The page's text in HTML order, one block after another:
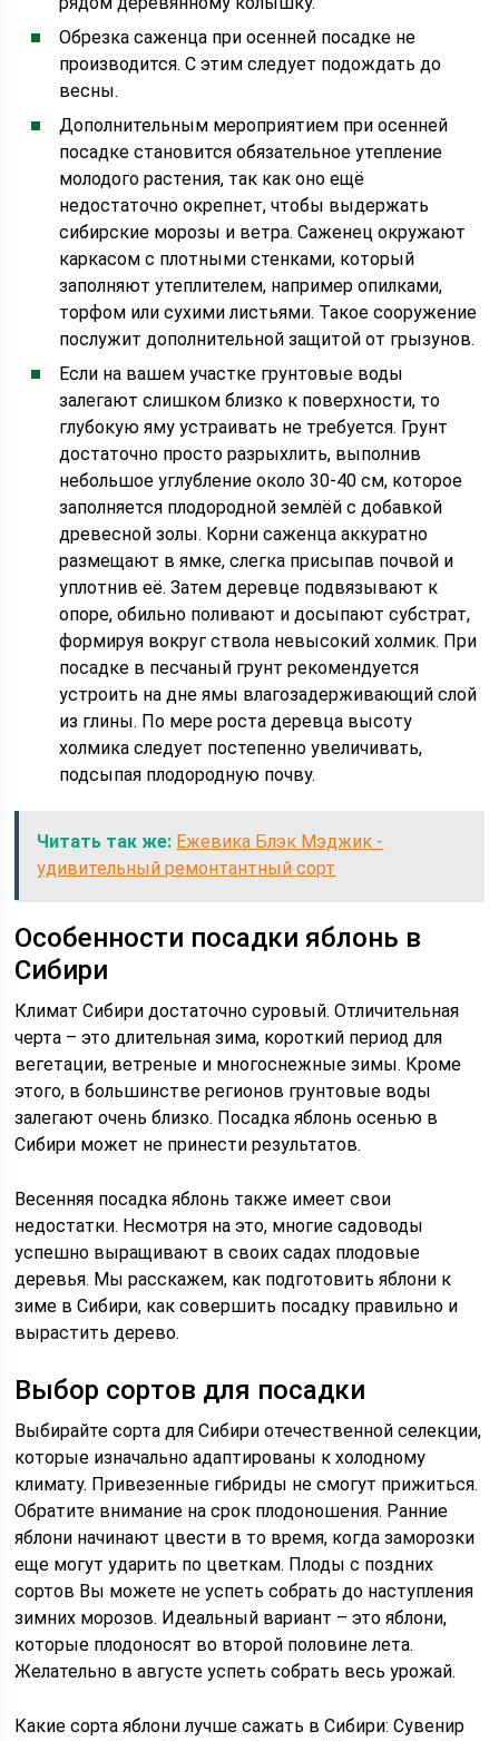
Обрезка саженца при осенней посадке не
производится. С этим следует подождать до
весны.
Дополнительным мероприятием при осенней
посадке становится обязательное утепление
молодого растения, так как оно ещё
недостаточно окрепнет, чтобы выдержать
сибирские морозы и ветра. Саженец окружают
каркасом с плотными стенками, который
заполняют утеплителем, например опилками,
торфом или сухими листьями. Такое сооружение
послужит дополнительной защитой от грызунов.
Если на вашем участке грунтовые воды
залегают слишком близко к поверхности, то
глубокую яму устраивать не требуется. Грунт
достаточно просто разрыхлить, выполнив
небольшое углубление около 30-40 см, которое
заполняется плодородной землёй с добавкой
древесной золы. Корни саженца аккуратно
размещают в ямке, слегка присыпав почвой и
уплотнив её. Затем деревце подвязывают к
опоре, обильно поливают и досыпают субстрат,
формируя вокруг ствола невысокий холмик. При
посадке в песчаный грунт рекомендуется
устроить на дне ямы влагозадерживающий слой
из глины. По мере роста деревца высоту
холмика следует постепенно увеличивать,
подсыпая плодородную почву.
Читать так же: Ежевика Блэк Мэджик -
удивительный ремонтантный сорт
Особенности посадки яблонь в
Сибири
Климат Сибири достаточно суровый. Отличительная
черта – это длительная зима, короткий период для
вегетации, ветреные и многоснежные зимы. Кроме
этого, в большинстве регионов грунтовые воды
залегают очень близко. Посадка яблонь осенью в
Сибири может не принести результатов.
Весенняя посадка яблонь также имеет свои
недостатки. Несмотря на это, многие садоводы
успешно выращивают в своих садах плодовые
деревья. Мы расскажем, как подготовить яблони к
зиме в Сибири, как совершить посадку правильно и
вырастить дерево.
Выбор сортов для посадки
Выбирайте сорта для Сибири отечественной селекции,
которые изначально адаптированы к холодному
климату. Привезенные гибриды не смогут прижиться.
Обратите внимание на срок плодоношения. Ранние
яблони начинают цвести в то время, когда заморозки
еще могут ударить по цветкам. Плоды с поздних
сортов Вы можете не успеть собрать до наступления
зимних морозов. Идеальный вариант – это яблони,
которые плодоносят во второй половине лета.
Желательно в августе успеть собрать весь урожай.
Какие сорта яблони лучше сажать в Сибири: Сувенир